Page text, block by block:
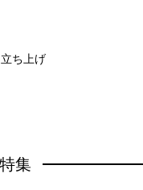
ち上げ
集